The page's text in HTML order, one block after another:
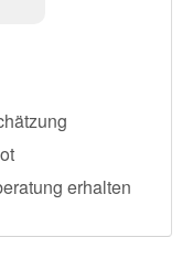
erhalten